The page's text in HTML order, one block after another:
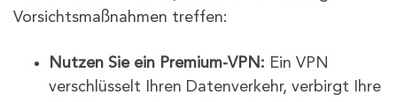
Vorsichtsmaßnahmen treffen:
Nutzen Sie ein Premium-VPN: Ein VPN
verschlüsselt Ihren Datenverkehr, verbirgt Ihre